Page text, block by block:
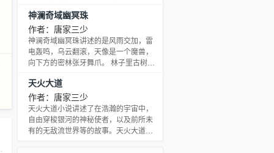
林最后的净土苏醒，它要带领仅存的族
人，向人类复仇！唐舞麟立志要成为一
名强大的魂师，可当武魂觉醒时，苏醒
的，却是……旷世之才，龙王之争，我
们的龙王传说，将由此开始。。。
神澜奇域幽冥珠
作者：唐家三少
神澜奇域幽冥珠讲述的是风雨交加，雷
电轰鸣，乌云翻滚，天像是一个魔兽，
向下方的密林张牙舞爪。 林子里古树参
俯瞰，像是一株株西兰花，一丝光亮都
透不进去，但在密林的深处，旺盛的火
焰沐雨燃烧。点点火星从火堆中啪啪迸
溅出去，飞快消失，红色的光在漆黑的
林中不断闪烁，像是夏日的萤火虫
天火大道
作者：唐家三少
天火大道小说讲述了在浩瀚的宇宙中，
自由穿梭银河的神秘使者，以及前所未
有的无敌流世界等的故事。天火大道是